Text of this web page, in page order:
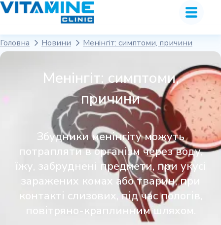
Головна Новини Менінгіт: симптоми, причини
Менінгіт: симптоми,
причини
Збудники менінгіту можуть
потрапляти в організм через воду,
їжу, забруднені предмети, при укусі
заражених комах або тварин, при
контакті слизових, під час пологів,
повітряно-краплинним шляхом.